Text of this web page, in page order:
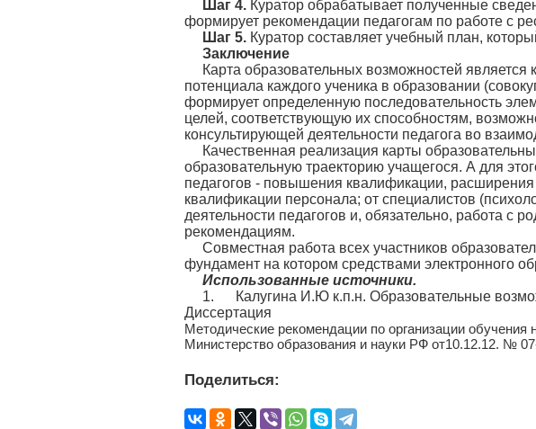
Шаг 4. Куратор обрабатывает полученные
формирует рекомендации педагогам по работе с
Шаг 5. Куратор составляет учебный план,
Заключение
Карта образовательных возможностей
потенциала каждого ученика в образовании
формирует определенную последовательность
целей, соответствующую их способностям,
консультирующей деятельности педагога во
Качественная реализация карты
образовательную траекторию учащегося. А для
педагогов - повышения квалификации,
квалификации персонала; от специалистов
деятельности педагогов и, обязательно, работа с
рекомендациям.
Совместная работа всех участников
фундамент на котором средствами электронного
Использованные источники.
1. Калугина И.Ю к.п.н. Образовательные
Диссертация
Методические рекомендации по организации
Министерство образования и науки РФ от10.12.12. №
Поделиться: